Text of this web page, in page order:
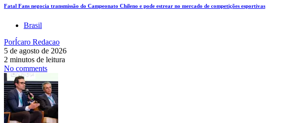
Fatal Fans negocia transmissão do Campeonato Chileno e pode estrear no mercado de competições esportivas
Brasil
PorÍcaro Redacao
5 de agosto de 2026
2 minutos de leitura
No comments